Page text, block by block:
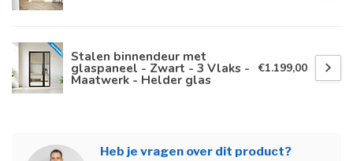
Stalen binnendeur met
glaspaneel - Zwart - 3 Vlaks -
Maatwerk - Helder glas
€1.199,00
Heb je vragen over dit product?